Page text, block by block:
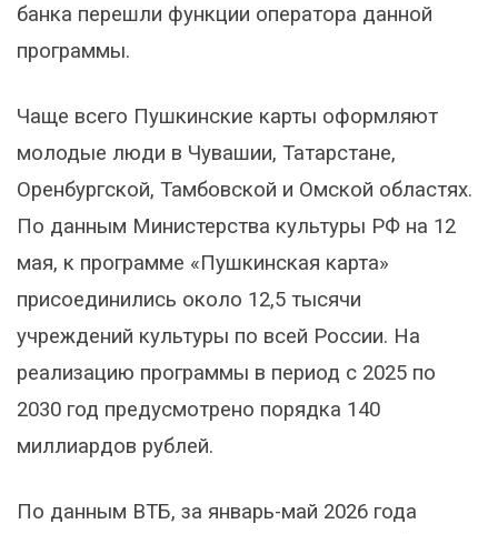
банка перешли функции оператора данной
программы.
Чаще всего Пушкинские карты оформляют
молодые люди в Чувашии, Татарстане,
Оренбургской, Тамбовской и Омской областях.
По данным Министерства культуры РФ на 12
мая, к программе «Пушкинская карта»
присоединились около 12,5 тысячи
учреждений культуры по всей России. На
реализацию программы в период с 2025 по
2030 год предусмотрено порядка 140
миллиардов рублей.
По данным ВТБ, за январь-май 2026 года